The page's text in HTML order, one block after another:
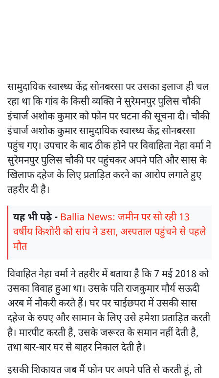
सामुदायिक स्वास्थ्य केंद्र सोनबरसा पर उसका इलाज ही चल
रहा था कि गांव के किसी व्यक्ति ने सुरेमनपुर पुलिस चौकी
इंचार्ज अशोक कुमार को फोन पर घटना की सूचना दी। चौकी
इंचार्ज अशोक कुमार सामुदायिक स्वास्थ्य केंद्र सोनबरसा
पहुंच गए। उपचार के बाद ठीक होने पर विवाहिता नेहा वर्मा ने
सुरेमनपुर पुलिस चौकी पर पहुंचकर अपने पति और सास के
खिलाफ दहेज के लिए प्रताड़ित करने का आरोप लगाते हुए
तहरीर दी है।
यह भी पढ़े - Ballia News: जमीन पर सो रही 13
वर्षीय किशोरी को सांप ने डसा, अस्पताल पहुंचने से पहले
मौत
विवाहित नेहा वर्मा ने तहरीर में बताया है कि 7 मई 2018 को
उसका विवाह हुआ था। उसके पति राजकुमार मौर्य सऊदी
अरब में नौकरी करते हैं। घर पर चाईछपरा में उसकी सास
दहेज के रुपए और सामान के लिए उसे हमेशा प्रताड़ित करती
है। मारपीट करती है, उसके जरूरत के समान नहीं देती है,
तथा बार-बार घर से बाहर निकाल देती है।
इसकी शिकायत जब मैं फोन पर अपने पति से करती हूं, तो